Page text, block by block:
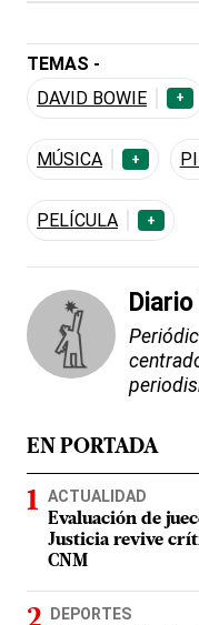
TEMAS -
DAVID BOWIE
+
MÚSICA +
PELÍCULA +
EN PORTADA
ACTUALIDAD
Evaluación de
Justicia revive
CNM
DEPORTES